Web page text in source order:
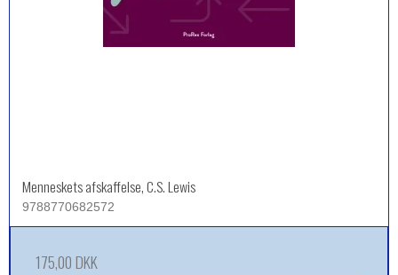
Menneskets afskaffelse, C.S. Lewis
9788770682572
175,00 DKK